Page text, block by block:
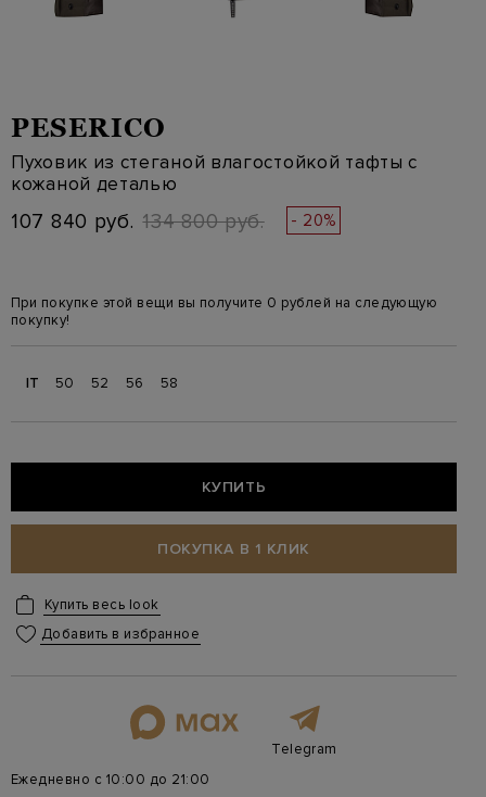
PESERICO
Пуховик из стеганой влагостойкой тафты с
кожаной деталью
107 840 руб. 134 800 руб. - 20%
При покупке этой вещи вы получите 0 рублей на следующую
покупку!
IT 50 52 56 58
КУПИТЬ
ПОКУПКА В 1 КЛИК
Купить весь look
Добавить в избранное
Telegram
Ежедневно с 10:00 до 21:00